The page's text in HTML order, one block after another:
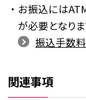
お振込には
が必要となりま
振込手数料
関連事項